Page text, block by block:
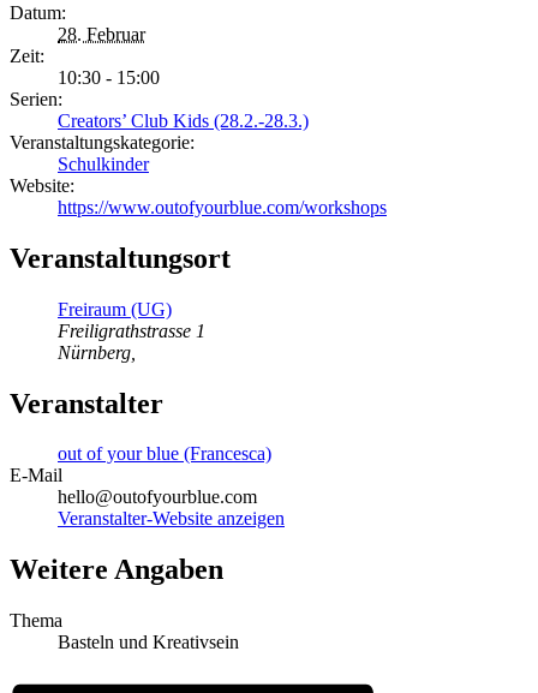
Datum:
28. Februar
Zeit:
10:30 - 15:00
Serien:
Creators’ Club Kids (28.2.-28.3.)
Veranstaltungskategorie:
Schulkinder
Website:
https://www.outofyourblue.com/workshops
Veranstaltungsort
Freiraum (UG)
Freiligrathstrasse 1
Nürnberg
Veranstalter
out of your blue (Francesca)
E-Mail
hello@outofyourblue.com
Veranstalter-Website anzeigen
Weitere Angaben
Thema
Basteln und Kreativsein